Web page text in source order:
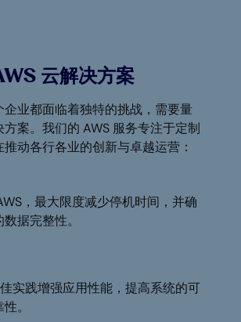
云解决方案
企业都面临着独特的挑战，需要量
案。我们的 AWS 服务专注于定制
动各行各业的创新与卓越运营：
，最大限度减少停机时间，并确
据完整性。
实践增强应用性能，提高系统的可
。